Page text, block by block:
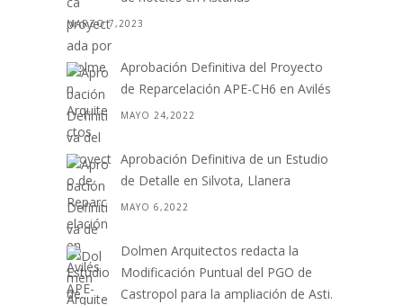
MARZO 7,2023
Aprobación Definitiva del Proyecto
de Reparcelación APE-CH6 en Avilés
MAYO 24,2022
Aprobación Definitiva de un Estudio
de Detalle en Silvota, Llanera
MAYO 6,2022
Dolmen Arquitectos redacta la
Modificación Puntual del PGO de
Castropol para la ampliación de Asti.